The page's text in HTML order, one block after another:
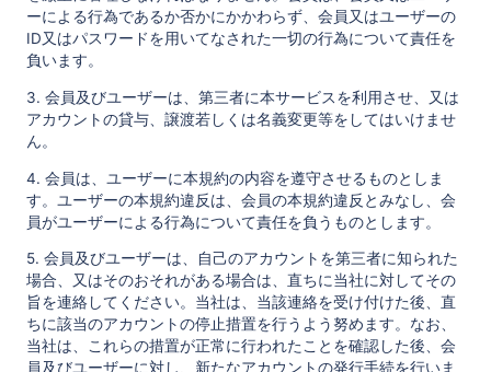
ーによる行為であるか否かにかかわらず、会員又はユーザーの
ID又はパスワードを用いてなされた一切の行為について責任を
負います。
3. 会員及びユーザーは、第三者に本サービスを利用させ、又は
アカウントの貸与、譲渡若しくは名義変更等をしてはいけませ
ん。
4. 会員は、ユーザーに本規約の内容を遵守させるものとしま
す。ユーザーの本規約違反は、会員の本規約違反とみなし、会
員がユーザーによる行為について責任を負うものとします。
5. 会員及びユーザーは、自己のアカウントを第三者に知られた
場合、又はそのおそれがある場合は、直ちに当社に対してその
旨を連絡してください。当社は、当該連絡を受け付けた後、直
ちに該当のアカウントの停止措置を行うよう努めます。なお、
当社は、これらの措置が正常に行われたことを確認した後、会
員及びユーザーに対し、新たなアカウントの発行手続を行いま